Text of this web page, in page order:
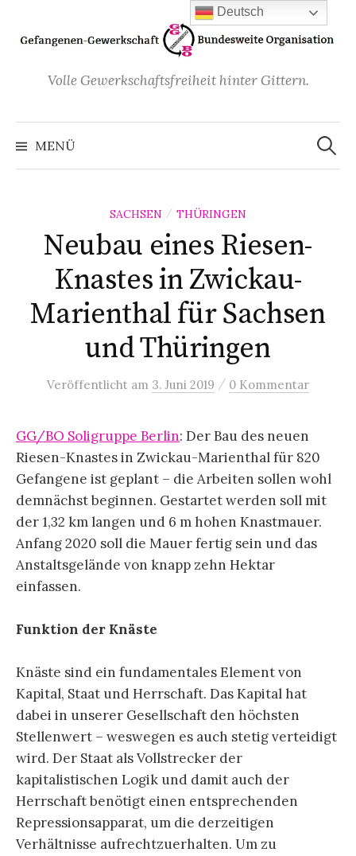
Inhalt
überspringen
Volle Gewerkschaftsfreiheit hinter Gittern.
MENÜ
Suchen
nach:
SACHSEN / THÜRINGEN
Neubau eines Riesen-
Knastes in Zwickau-
Marienthal für Sachsen
und Thüringen
Veröffentlicht am 3. Juni 2019 / 0 Kommentar
GG/BO Soligruppe Berlin: Der Bau des neuen
Riesen-Knastes in Zwickau-Marienthal für 820
Gefangene ist geplant – die Arbeiten sollen wohl
demnächst beginnen. Gestartet werden soll mit
der 1,32 km langen und 6 m hohen Knastmauer.
Anfang 2020 soll die Mauer fertig sein und das
Anstaltsgelände von knapp zehn Hektar
einfassen.
Funktion der Knäste
Knäste sind ein fundamentales Element von
Kapital, Staat und Herrschaft. Das Kapital hat
dabei in unserer Gesellschaft den höchsten
Stellenwert – weswegen es auch stetig verteidigt
wird. Der Staat als Vollstrecker der
kapitalistischen Logik und damit auch der
Herrschaft benötigt einen entsprechenden
Repressionsapparat, um die derzeitigen
Verhältnisse aufrechtzuerhalten. Um zu
Deutsch